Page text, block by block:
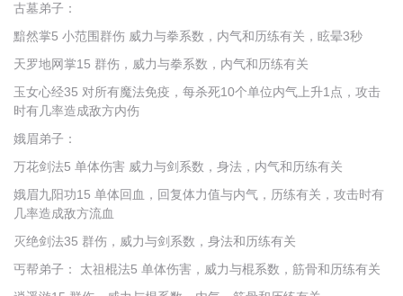
古墓弟子：
黯然掌5 小范围群伤 威力与拳系数，内气和历练有关，眩晕3秒
天罗地网掌15 群伤，威力与拳系数，内气和历练有关
玉女心经35 对所有魔法免疫，每杀死10个单位内气上升1点，攻击
时有几率造成敌方内伤
娥眉弟子：
万花剑法5 单体伤害 威力与剑系数，身法，内气和历练有关
娥眉九阳功15 单体回血，回复体力值与内气，历练有关，攻击时有
几率造成敌方流血
灭绝剑法35 群伤，威力与剑系数，身法和历练有关
丐帮弟子： 太祖棍法5 单体伤害，威力与棍系数，筋骨和历练有关